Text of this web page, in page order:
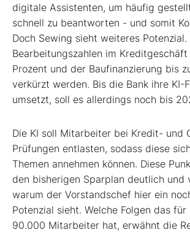
digitale Assistenten, um häufig
schnell zu beantworten - und somit
Doch Sewing sieht weiteres Potenzial.
Bearbeitungszahlen im
Prozent und der Baufinanzierung bis
verkürzt werden. Bis die Bank ihre KI-
umsetzt, soll es allerdings noch bis
Die KI soll Mitarbeiter bei Kredit- und
Prüfungen entlasten, sodass diese
Themen annehmen können. Diese
den bisherigen Sparplan deutlich und
warum der Vorstandschef hier ein
Potenzial sieht. Welche Folgen das
90.000 Mitarbeiter hat, erwähnt die